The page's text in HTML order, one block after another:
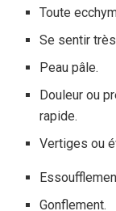
Toute
Se sentir
Peau pâle.
Douleur ou
rapide.
Vertiges ou
Gonflement.